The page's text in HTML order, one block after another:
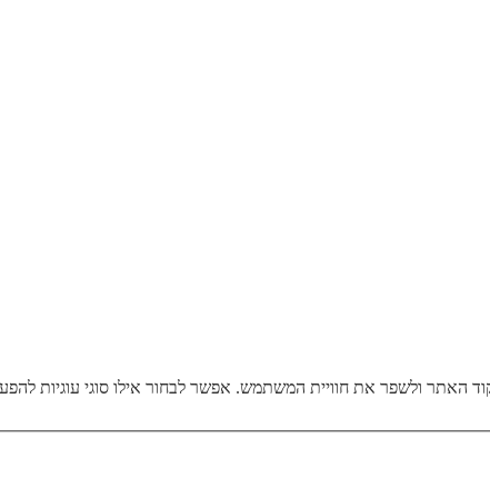
האתר ולשפר את חוויית המשתמש. אפשר לבחור אילו סוגי עוגיות